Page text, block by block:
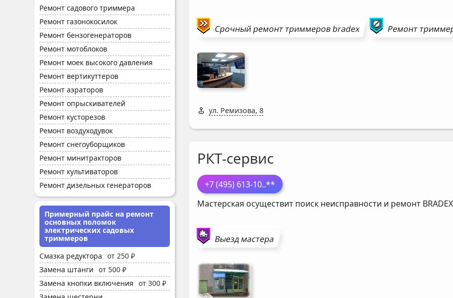
Ремонт садового триммера
Ремонт газонокосилок
Ремонт бензогенераторов
Ремонт мотоблоков
Ремонт моек высокого давления
Ремонт вертикуттеров
Ремонт аэраторов
Ремонт опрыскивателей
Ремонт кусторезов
Ремонт воздуходувок
Ремонт снегоуборщиков
Ремонт минитракторов
Ремонт культиваторов
Ремонт дизельных генераторов
Примерный прайс на ремонт
основных поломок
электрических садовых
триммеров
Смазка редуктора от 250 ₽
Замена штанги от 500 ₽
Замена кнопки включения от 300 ₽
Срочный ремонттриммеровbradex Ремонт
ул. Ремизова, 8
РКТ-сервис
+7 (495) 613-10..**
Мастерская осуществит поиск неисправности и ремонт BRADEX
Выезд мастера